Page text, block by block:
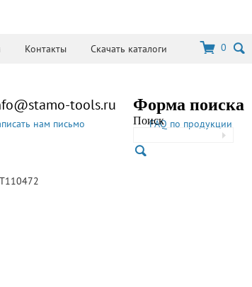
Контакты Скачать каталоги 0
Форма поиска
ПоискFAQ по продукции
tools.ru
нам письмо